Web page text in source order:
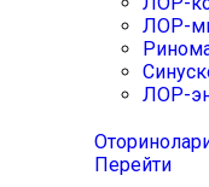
ЛОР-
ЛОР-
Перейти